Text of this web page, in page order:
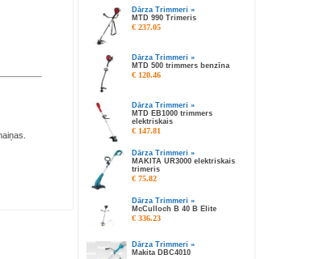
Dārza Trimmeri »
MTD 990 Trimeris
€ 237.05
Dārza Trimmeri »
MTD 500 trimmers benzīna
€ 120.46
Dārza Trimmeri »
MTD EB1000 trimmers
elektriskais
€ 147.81
Dārza Trimmeri »
MAKITA UR3000 elektriskais
trimeris
€ 75.82
Dārza Trimmeri »
McCulloch B 40 B Elite
€ 336.23
Dārza Trimmeri »
Makita DBC4010